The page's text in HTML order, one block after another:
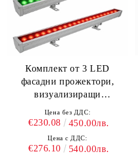
Комплект от 3 LED
фасадни прожектори,
визуализиращи
Цена без ДДС:
€230.08 450.00лв.
Цена с ДДС:
€276.10 540.00лв.